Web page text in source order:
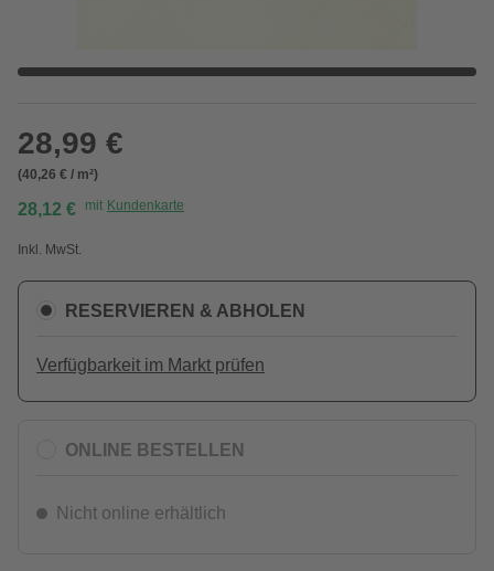
28,99 €
(40,26 € / m²)
28,12 € mit Kundenkarte
Inkl. MwSt.
RESERVIEREN & ABHOLEN
Verfügbarkeit im Markt prüfen
ONLINE BESTELLEN
Nicht online erhältlich